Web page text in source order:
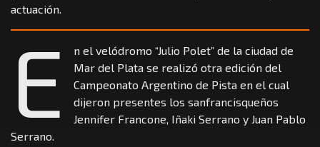
actuación.
E
n el velódromo “Julio Polet” de la ciudad de
Mar del Plata se realizó otra edición del
Campeonato Argentino de Pista en el cual
dijeron presentes los sanfrancisqueños
Jennifer Francone, Iñaki Serrano y Juan Pablo
Serrano.